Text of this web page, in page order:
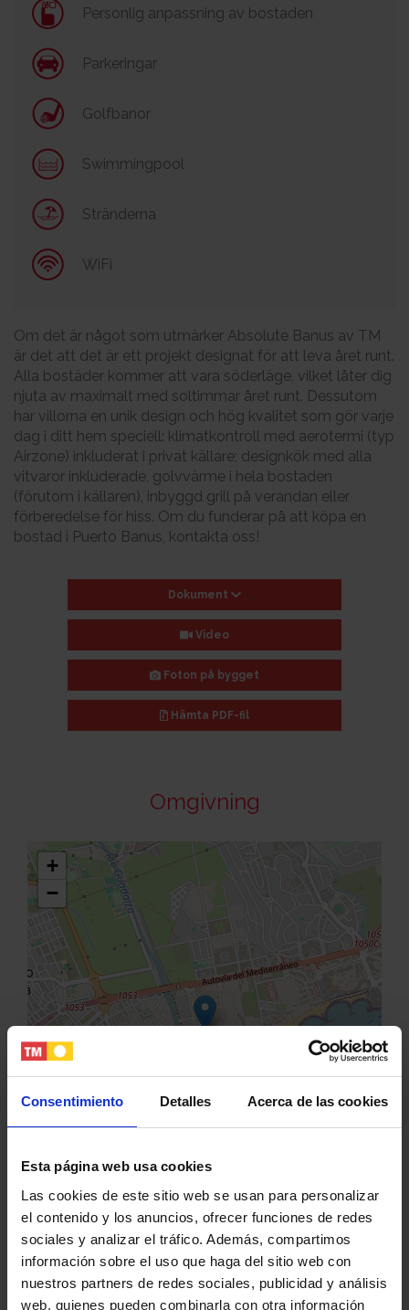
Consentimiento Detalles Acerca de las cookies
Esta página web usa cookies
Las cookies de este sitio web se usan para personalizar
el contenido y los anuncios, ofrecer funciones de redes
sociales y analizar el tráfico. Además, compartimos
información sobre el uso que haga del sitio web con
nuestros partners de redes sociales, publicidad y análisis
web, quienes pueden combinarla con otra información
Personlig anpassning av bostaden
Parkeringar
Golfbanor
Swimmingpool
Stränderna
WiFi
Om det är något som utmärker Absolute Banus av TM
är det att det är ett projekt designat för att leva året runt.
Alla bostäder kommer att vara söderläge, vilket låter dig
njuta av maximalt med soltimmar året runt. Dessutom
har villorna en unik design och hög kvalitet som gör varje
dag i ditt hem speciell: klimatkontroll med aerotermi (typ
Airzone) inkluderat i privat källare; designkök med alla
vitvaror inkluderade, golvvärme i hela bostaden
(förutom i källaren), inbyggd grill på verandan eller
förberedelse för hiss. Om du funderar på att köpa en
bostad i Puerto Banus, kontakta oss!
Dokument
Video
Foton på bygget
Hämta PDF-fil
Omgivning
+
−
Leaflet
Share Share Share